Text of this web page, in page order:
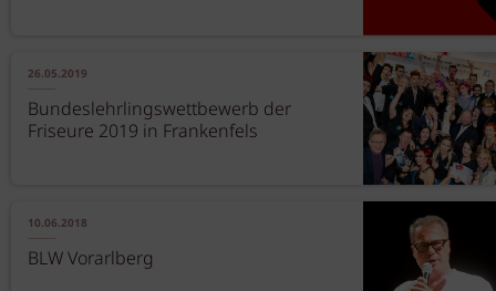
26.05.2019
Bundeslehrlingswettbewerb der
Friseure 2019 in Frankenfels
10.06.2018
BLW Vorarlberg